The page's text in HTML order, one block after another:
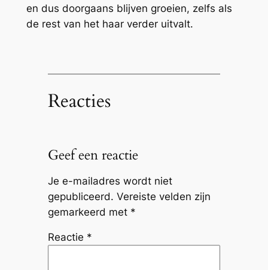
en dus doorgaans blijven groeien, zelfs als
de rest van het haar verder uitvalt.
Reacties
Geef een reactie
Je e-mailadres wordt niet
gepubliceerd. Vereiste velden zijn
gemarkeerd met *
Reactie *